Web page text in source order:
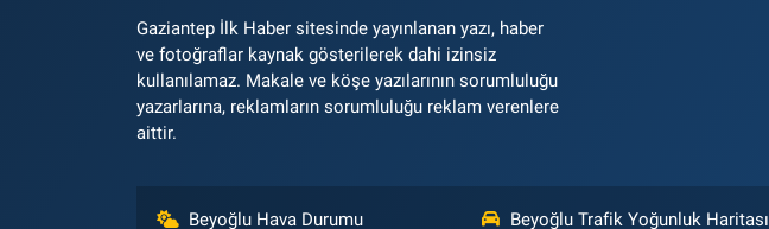
Gaziantep İlk Haber sitesinde yayınlanan yazı, haber
ve fotoğraflar kaynak gösterilerek dahi izinsiz
kullanılamaz. Makale ve köşe yazılarının sorumluluğu
yazarlarına, reklamların sorumluluğu reklam verenlere
aittir.
Beyoğlu Hava Durumu Beyoğlu Trafik Yoğunluk Haritası